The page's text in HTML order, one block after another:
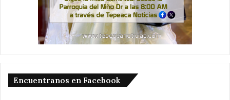
Encuentranos en Facebook